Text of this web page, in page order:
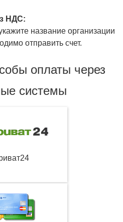
НДС:
название организации
отправить счет.
оплаты через
системы